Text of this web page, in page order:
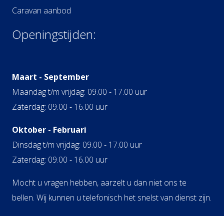
Caravan aanbod
Openingstijden:
Maart - September
Maandag t/m vrijdag: 09.00 - 17.00 uur
Zaterdag: 09.00 - 16.00 uur
Oktober - Februari
Dinsdag t/m vrijdag: 09.00 - 17.00 uur
Zaterdag: 09.00 - 16.00 uur
Mocht u vragen hebben, aarzelt u dan niet ons te
bellen. Wij kunnen u telefonisch het snelst van dienst zijn.